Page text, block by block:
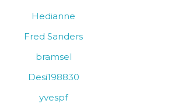
Hedianne
Fred Sanders
bramsel
Desi198830
yvespf